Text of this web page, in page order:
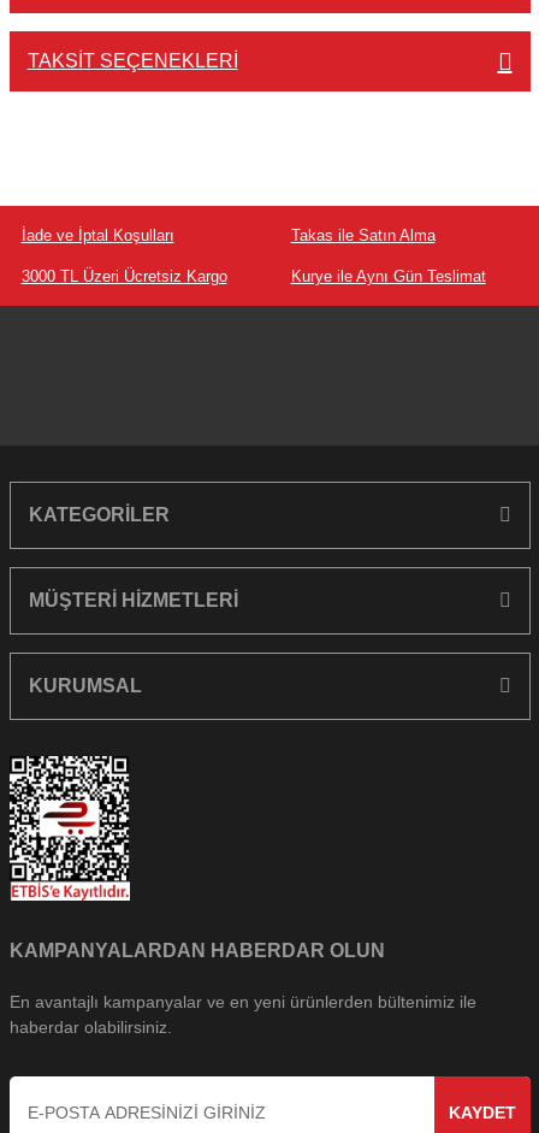
TAKSIT SEÇENEKLERI
İade ve İptal Koşulları Takas ile Satın Alma
3000 TL Üzeri Ücretsiz Kargo Kurye ile Aynı Gün Teslimat
KATEGORİLER
MÜŞTERİ HİZMETLERİ
KURUMSAL
KAMPANYALARDAN HABERDAR OLUN
En avantajlı kampanyalar ve en yeni ürünlerden bültenimiz ile
haberdar olabilirsiniz.
KAYDET